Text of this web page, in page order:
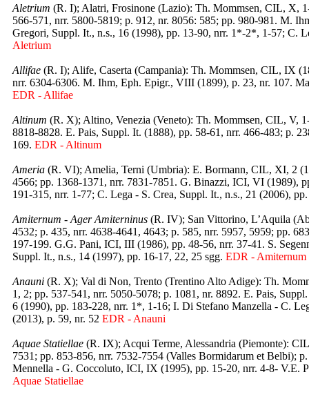
Aletrium (R. I); Alatri, Frosinone (Lazio): Th. Mommsen, CIL, X,
566-571, nrr. 5800-5819; p. 912, nr. 8056: 585; pp. 980-981. M.
Gregori, Suppl. It., n.s., 16 (1998), pp. 13-90, nrr. 1*-2*, 1-57; C.
Aletrium
Allifae (R. I); Alife, Caserta (Campania): Th. Mommsen, CIL, IX
nrr. 6304-6306. M. Ihm, Eph. Epigr., VIII (1899), p. 23, nr. 107.
EDR - Allifae
Altinum (R. X); Altino, Venezia (Veneto): Th. Mommsen, CIL, V,
8818-8828. E. Pais, Suppl. It. (1888), pp. 58-61, nrr. 466-483; p.
169.EDR - Altinum
Ameria (R. VI); Amelia, Terni (Umbria): E. Bormann, CIL, XI, 2
4566; pp. 1368-1371, nrr. 7831-7851. G. Binazzi, ICI, VI (1989),
191-315, nrr. 1-77; C. Lega - S. Crea, Suppl. It., n.s., 21 (2006),
Amiternum - Ager Amiterninus (R. IV); San Vittorino, L’Aquila
4532; p. 435, nrr. 4638-4641, 4643; p. 585, nrr. 5957, 5959; pp.
197-199. G.G. Pani, ICI, III (1986), pp. 48-56, nrr. 37-41. S.
Suppl. It., n.s., 14 (1997), pp. 16-17, 22, 25 sgg.EDR - Amiternum
Anauni (R. X); Val di Non, Trento (Trentino Alto Adige): Th.
1, 2; pp. 537-541, nrr. 5050-5078; p. 1081, nr. 8892. E. Pais,
6 (1990), pp. 183-228, nrr. 1*, 1-16; I. Di Stefano Manzella - C.
(2013), p. 59, nr. 52EDR - Anauni
Aquae Statiellae (R. IX); Acqui Terme, Alessandria (Piemonte):
7531; pp. 853-856, nrr. 7532-7554 (Valles Bormidarum et Belbi);
Mennella - G. Coccoluto, ICI, IX (1995), pp. 15-20, nrr. 4-8- V.E.
Aquae Statiellae